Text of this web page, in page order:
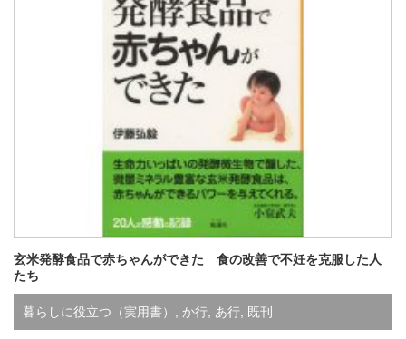
玄米発酵食品で赤ちゃんができた 食の改善で不妊を克服した人
たち
暮らしに役立つ（実用書） か行 あ行 既刊